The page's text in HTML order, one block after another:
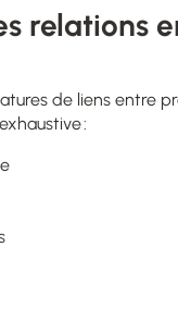
relations
de liens entre
: